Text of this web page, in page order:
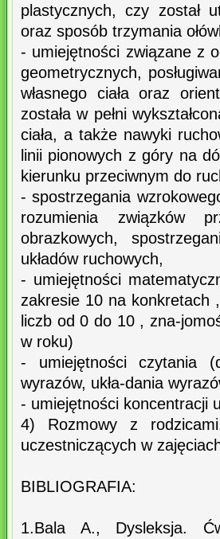
plastycznych, czy został
oraz sposób trzymania
- umiejętności związane z
geometrycznych,
własnego ciała oraz
została w pełni
ciała, a także nawyki
linii pionowych z góry na
kierunku przeciwnym do
- spostrzegania
rozumienia związków
obrazkowych,
układów ruchowych,
- umiejętności
zakresie 10 na konkretach
liczb od 0 do 10 , zna-
w roku)
- umiejętności czytania
wyrazów, ukła-dania
- umiejętności koncentracji
4) Rozmowy z
uczestniczących w
BIBLIOGRAFIA:
1.Bala A., Dysleksja.